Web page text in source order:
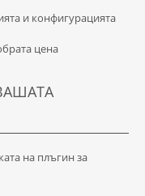
и конфигурацията
цена
на плъгин за